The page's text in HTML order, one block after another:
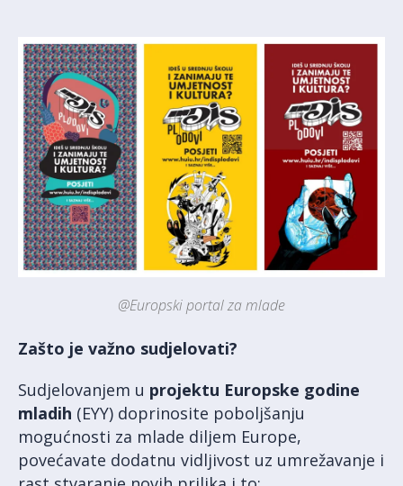
@Europski portal za mlade
Zašto je važno sudjelovati?
Sudjelovanjem u projektu Europske godine
mladih (EYY) doprinosite poboljšanju
mogućnosti za mlade diljem Europe,
povećavate dodatnu vidljivost uz umrežavanje i